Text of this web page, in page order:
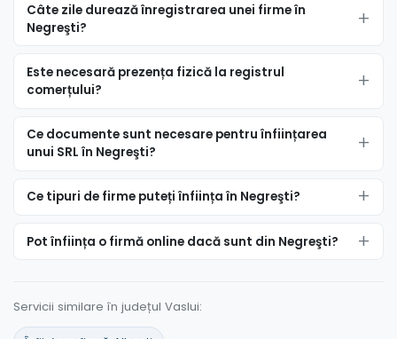
Câte zile durează înregistrarea unei firme în
Negreşti?
Este necesară prezența fizică la registrul
comerțului?
Ce documente sunt necesare pentru înființarea
unui SRL în Negreşti?
Ce tipuri de firme puteți înființa în Negreşti?
Pot înființa o firmă online dacă sunt din Negreşti?
Servicii similare în județul Vaslui: